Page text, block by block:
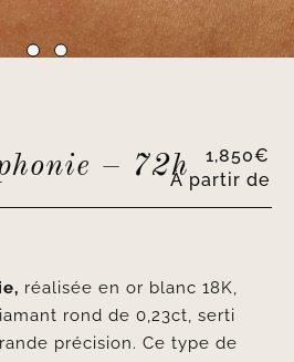
– 72hÀ partir de
1,850€
réalisée en or blanc 18K,
rond de 0,23ct, serti
précision. Ce type de